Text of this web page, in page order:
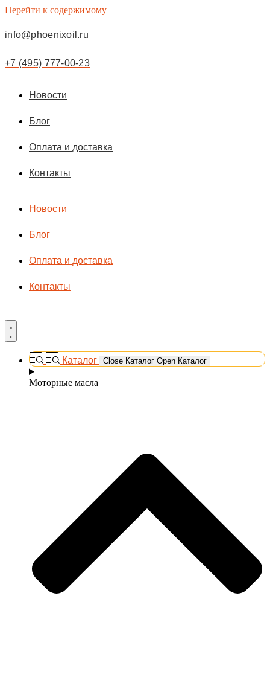
Перейти к содержимому
info@phoenixoil.ru
+7 (495) 777-00-23
Новости
Блог
Оплата и доставка
Контакты
Новости
Блог
Оплата и доставка
Контакты
Каталог Close Каталог Open Каталог
Моторные масла